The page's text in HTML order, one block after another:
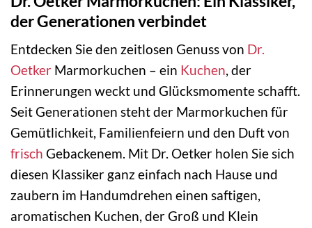
der Generationen verbindet
Entdecken Sie den zeitlosen Genuss von Dr.
Oetker Marmorkuchen – ein Kuchen, der
Erinnerungen weckt und Glücksmomente schafft.
Seit Generationen steht der Marmorkuchen für
Gemütlichkeit, Familienfeiern und den Duft von
frisch Gebackenem. Mit Dr. Oetker holen Sie sich
diesen Klassiker ganz einfach nach Hause und
zaubern im Handumdrehen einen saftigen,
aromatischen Kuchen, der Groß und Klein